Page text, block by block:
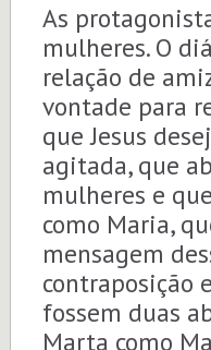
As
mulheres. O
relação de
vontade para
que Jesus
agitada, que
mulheres e
como Maria,
mensagem
contraposição
fossem duas
Marta como